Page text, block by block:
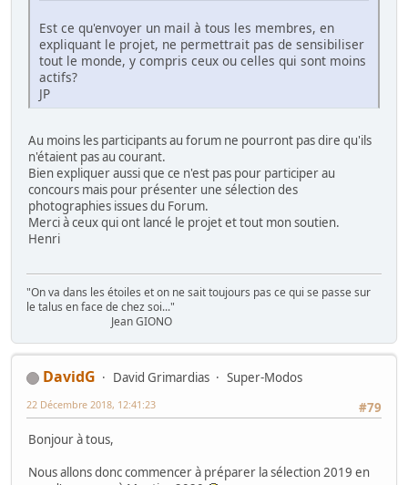
Est ce qu'envoyer un mail à tous les membres, en
expliquant le projet, ne permettrait pas de sensibiliser
tout le monde, y compris ceux ou celles qui sont moins
actifs?
JP
Au moins les participants au forum ne pourront pas dire qu'ils
n'étaient pas au courant.
Bien expliquer aussi que ce n'est pas pour participer au
concours mais pour présenter une sélection des
photographies issues du Forum.
Merci à ceux qui ont lancé le projet et tout mon soutien.
Henri
"On va dans les étoiles et on ne sait toujours pas ce qui se passe sur
le talus en face de chez soi..."
Jean GIONO
DavidG David Grimardias
Super-Modos
#79
22 Décembre 2018, 12:41:23
Bonjour à tous,
Nous allons donc commencer à préparer la sélection 2019 en